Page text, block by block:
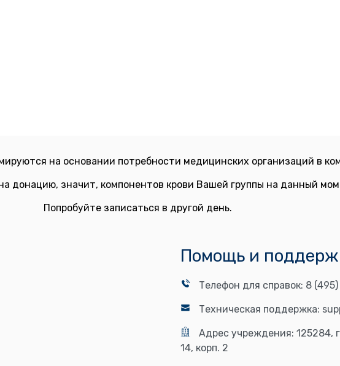
на основании потребности медицинских организаций в
донацию, значит, компонентов крови Вашей группы на данный
Попробуйте записаться в другой день.
Помощь и
Телефон для справок: 8
Техническая поддержка:
Адрес учреждения: 125284,
14, корп. 2